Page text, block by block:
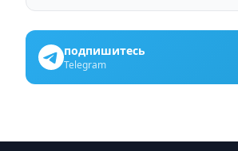
подпишитесь
Telegram